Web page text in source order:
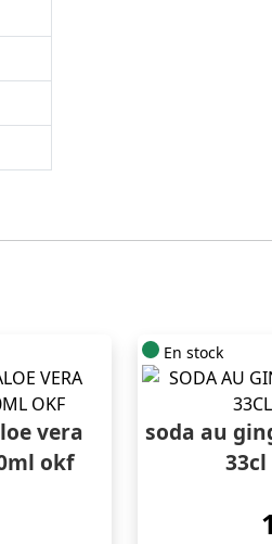
vera
okf
En stock
soda au